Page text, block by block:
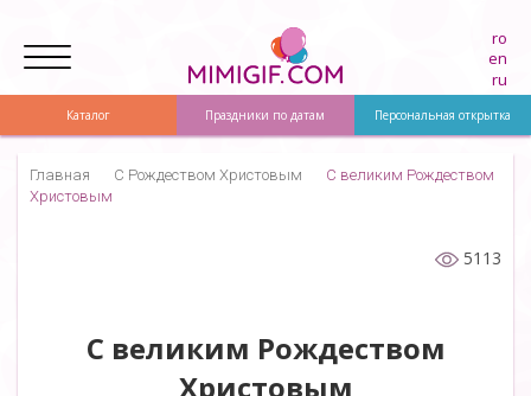
ru
ro
en
Каталог Праздники по датам Персональная открытка
Главная С Рождеством Христовым
С великим Рождеством
Христовым
5113
С великим Рождеством
Христовым